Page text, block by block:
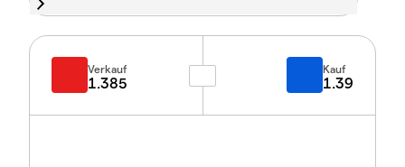
Verkauf
1.385
Kauf
1.39